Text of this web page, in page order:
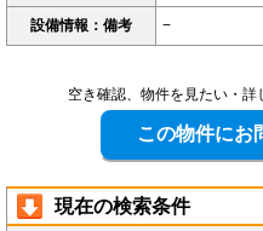
設備情報：備考 −
空き確認、物件を見たい・詳
現在の検索条件